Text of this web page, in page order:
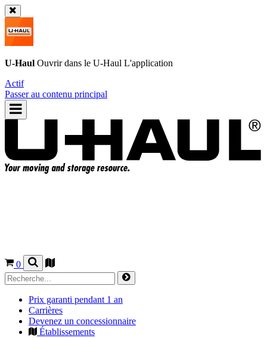
U-Haul Ouvrir dans le U-Haul L'application
Actif
Passer au contenu principal
0
Prix garanti pendant 1 an
Carrières
Devenez un concessionnaire
Établissements